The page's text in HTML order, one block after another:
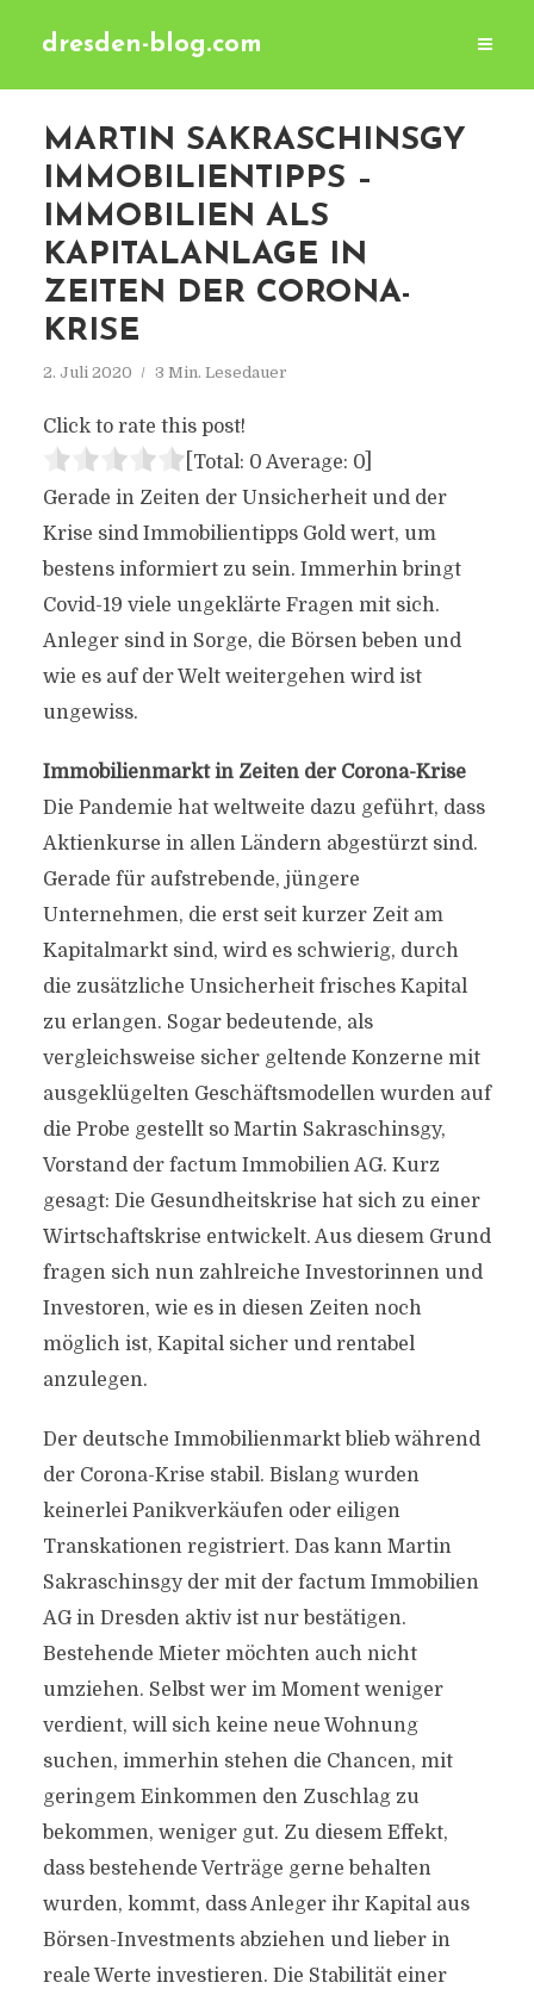
dresden-blog.com
MARTIN SAKRASCHINSGY
IMMOBILIENTIPPS –
IMMOBILIEN ALS
KAPITALANLAGE IN
ZEITEN DER CORONA-
KRISE
2. Juli 2020 3 Min. Lesedauer
Click to rate this post!
[Total: 0 Average: 0]
Gerade in Zeiten der Unsicherheit und der
Krise sind Immobilientipps Gold wert, um
bestens informiert zu sein. Immerhin bringt
Covid-19 viele ungeklärte Fragen mit sich.
Anleger sind in Sorge, die Börsen beben und
wie es auf der Welt weitergehen wird ist
ungewiss.
Immobilienmarkt in Zeiten der Corona-Krise
Die Pandemie hat weltweite dazu geführt, dass
Aktienkurse in allen Ländern abgestürzt sind.
Gerade für aufstrebende, jüngere
Unternehmen, die erst seit kurzer Zeit am
Kapitalmarkt sind, wird es schwierig, durch
die zusätzliche Unsicherheit frisches Kapital
zu erlangen. Sogar bedeutende, als
vergleichsweise sicher geltende Konzerne mit
ausgeklügelten Geschäftsmodellen wurden auf
die Probe gestellt so Martin Sakraschinsgy,
Vorstand der factum Immobilien AG. Kurz
gesagt: Die Gesundheitskrise hat sich zu einer
Wirtschaftskrise entwickelt. Aus diesem Grund
fragen sich nun zahlreiche Investorinnen und
Investoren, wie es in diesen Zeiten noch
möglich ist, Kapital sicher und rentabel
anzulegen.
Der deutsche Immobilienmarkt blieb während
der Corona-Krise stabil. Bislang wurden
keinerlei Panikverkäufen oder eiligen
Transkationen registriert. Das kann Martin
Sakraschinsgy der mit der factum Immobilien
AG in Dresden aktiv ist nur bestätigen.
Bestehende Mieter möchten auch nicht
umziehen. Selbst wer im Moment weniger
verdient, will sich keine neue Wohnung
suchen, immerhin stehen die Chancen, mit
geringem Einkommen den Zuschlag zu
bekommen, weniger gut. Zu diesem Effekt,
dass bestehende Verträge gerne behalten
wurden, kommt, dass Anleger ihr Kapital aus
Börsen-Investments abziehen und lieber in
reale Werte investieren. Die Stabilität einer